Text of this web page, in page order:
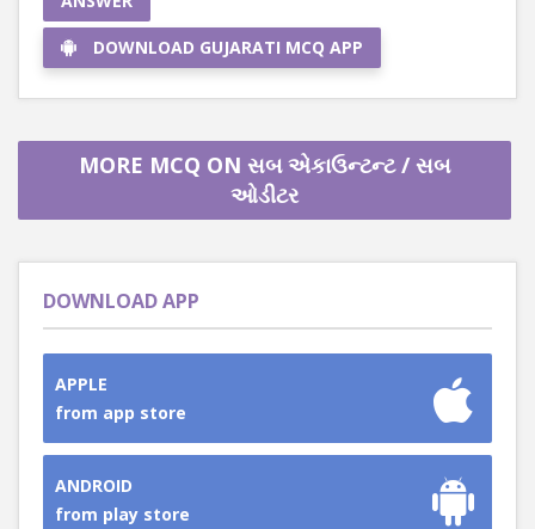
DOWNLOAD GUJARATI MCQ APP
MORE MCQ ON સબ એકાઉન્ટન્ટ / સબ
ઓડીટર
DOWNLOAD APP
APPLE
from app store
ANDROID
from play store